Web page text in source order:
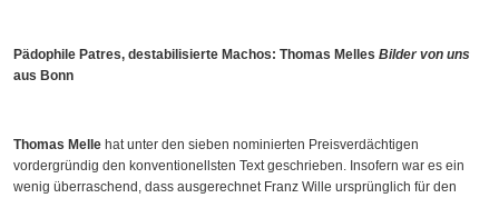
Pädophile Patres, destabilisierte Machos: Thomas Melles Bilder von uns
aus Bonn
Thomas Melle hat unter den sieben nominierten Preisverdächtigen
vordergründig den konventionellsten Text geschrieben. Insofern war es ein
wenig überraschend, dass ausgerechnet Franz Wille ursprünglich für den